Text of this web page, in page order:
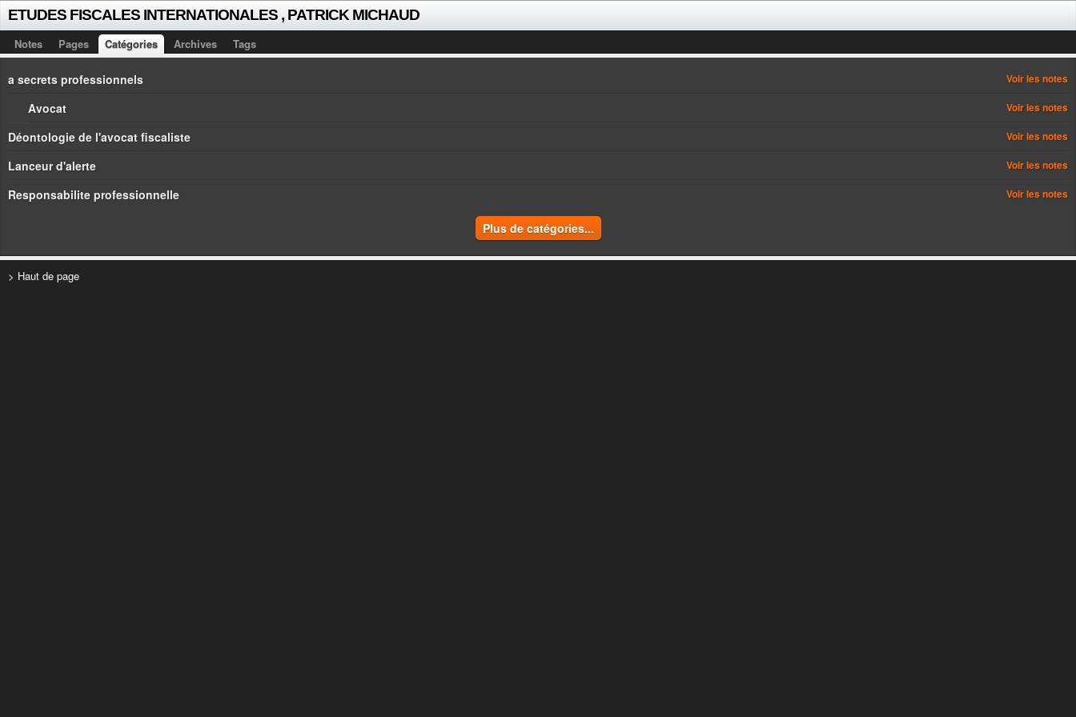
ETUDES FISCALES INTERNATIONALES , PATRICK MICHAUD
Notes Pages Catégories Archives Tags
Voir les notes
a secrets professionnels
Voir les notes
Avocat
Voir les notes
Déontologie de l'avocat fiscaliste
Voir les notes
Lanceur d'alerte
Voir les notes
Responsabilite professionnelle
Plus de catégories...
> Haut de page